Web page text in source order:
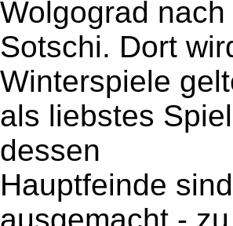
Wolgograd nach
Sotschi. Dort
Winterspiele
als liebstes
dessen
Hauptfeinde